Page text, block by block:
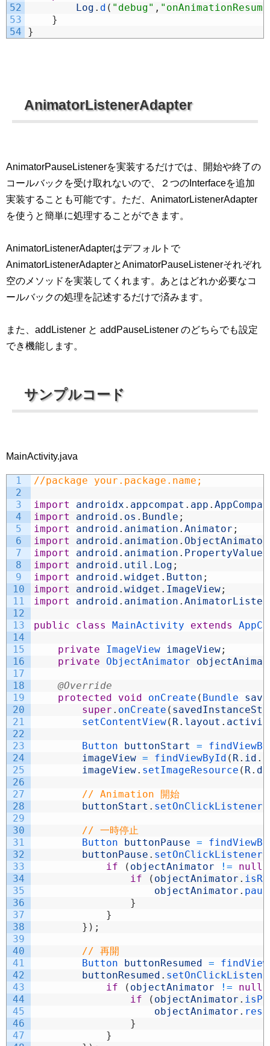
52
53
54
Log . d ( "debug" ,
}
}
AnimatorListenerAdapter
AnimatorPauseListenerを実装するだけでは、開始や終了の
コールバックを受け取れないので、２つのInterfaceを追加
実装することも可能です。ただ、AnimatorListenerAdapter
を使うと簡単に処理することができます。
AnimatorListenerAdapterはデフォルトで
AnimatorListenerAdapterとAnimatorPauseListenerそれぞれ
空のメソッドを実装してくれます。あとはどれか必要なコ
ールバックの処理を記述するだけで済みます。
また、addListener と addPauseListener のどちらでも設定
でき機能します。
サンプルコード
MainActivity.java
1
2
3
4
5
6
7
8
9
10
11
12
13
14
15
16
17
18
19
20
21
22
23
24
25
26
27
28
29
30
31
32
33
34
35
36
37
38
39
40
41
42
43
44
45
46
47
//package your.package.name;
import androidx . appcompat . app .
import
android . os . Bundle ;
import
android . animation . Animator ;
import
android . animation . ObjectAnimator
import
android . animation .
import
android . util . Log ;
import
android . widget . Button ;
import
android . widget . ImageView;
import
android . animation .
public class MainActivity extends
private ImageView imageView;
private
ObjectAnimator
@Override
protected
void onCreate ( Bundle
super . onCreate (
setContentView( R. layout .
Button buttonStart =
imageView = findViewById ( R. id .
imageView. setImageResource ( R.
// Animation 開始
buttonStart . setOnClickListener
// 一時停止
Button buttonPause =
buttonPause . setOnClickListener
if
( objectAnimator != null
if
( objectAnimator .
objectAnimator .
}
}
} ) ;
// 再開
Button buttonResumed =
buttonResumed .
if
( objectAnimator != null
if
( objectAnimator .
objectAnimator .
}
}